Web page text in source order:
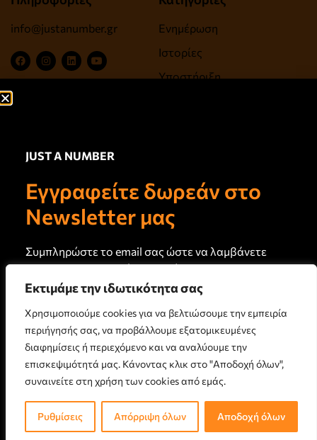
Εκτιμάμε την ιδωτικότητα σας
Χρησιμοποιούμε cookies για να βελτιώσουμε την εμπειρία
περιήγησής σας, να προβάλλουμε εξατομικευμένες
διαφημίσεις ή περιεχόμενο και να αναλύουμε την
επισκεψιμότητά μας. Κάνοντας κλικ στο "Αποδοχή όλων",
συναινείτε στη χρήση των cookies από εμάς.
Ρυθμίσεις Απόρριψη όλων Αποδοχή όλων
Άρθρα Τρέχοντος Τεύχους
info@justanumber.gr
Ενημέρωση
Ιστορίες
Υποστήριξη
Σύνδεσμοι
Σχετικά με εμάς
Τεύχη Jan
Just a Note
Επικοινωνία
Όροι Χρήσης
Πολιτική Απορρήτου
Πολιτική Cookies
Πρωτογενή άρθρα και
καινούργιο περιεχόμενο στο
email σας κάθε 15 ημέρες
© 2026 JUSTANUMBER LTD, London, UK. All rights reserved.
Designed & Created byOnum Group
JUST A NUMBER
Εγγραφείτε δωρεάν στο
Newsletter μας
Συμπληρώστε το email σας ώστε να λαμβάνετε
το newsletter μας κάθε 15 ημέρες
ΕΓΓΡΑΦΗ